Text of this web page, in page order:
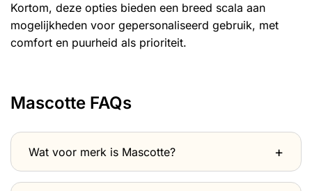
Kortom, deze opties bieden een breed scala aan
mogelijkheden voor gepersonaliseerd gebruik, met
comfort en puurheid als prioriteit.
Mascotte FAQs
Wat voor merk is Mascotte?